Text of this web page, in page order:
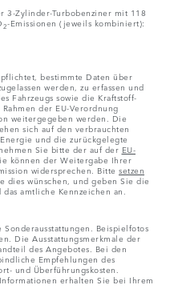
3-Zylinder-Turbobenziner mit 118
2-Emissionen (jeweils kombiniert):
bestimmte Daten über
werden, zu erfassen und
Fahrzeugs sowie die Kraftstoff-
der EU-Verordnung
weitergegeben werden. Die
sich auf den verbrauchten
und die zurückgelegte
Sie bitte der auf der EU-
können der Weitergabe Ihrer
widersprechen. Bitte setzen
dies wünschen, und geben Sie die
amtliche Kennzeichen an.
Beispielfotos
Die Ausstattungsmerkmale der
des Angebotes. Bei den
Empfehlungen des
und Überführungskosten.
erhalten Sie bei Ihrem